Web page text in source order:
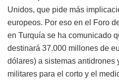
Unidos, que pide más
europeos. Por eso en el Foro
en Turquía se ha comunicado
destinará 37.000 millones de
dólares) a sistemas antidrones
militares para el corto y el